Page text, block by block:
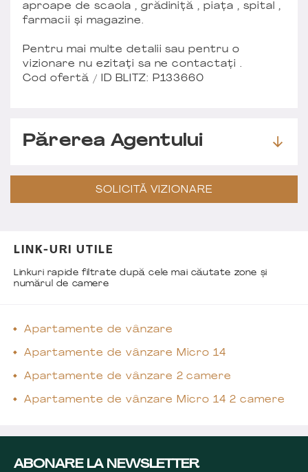
aproape de scaola , grădiniță , piața , spital ,
farmacii și magazine.
Pentru mai multe detalii sau pentru o
vizionare nu ezitați sa ne contactați .
Cod ofertă / ID BLITZ: P133660
Părerea Agentului
SOLICITĂ VIZIONARE
LINK-URI UTILE
Linkuri rapide filtrate după cele mai căutate zone și
numărul de camere
Apartamente de vânzare
Apartamente de vânzare Micro 14
Apartamente de vânzare 2 camere
Apartamente de vânzare Micro 14 2 camere
ABONARE LA NEWSLETTER